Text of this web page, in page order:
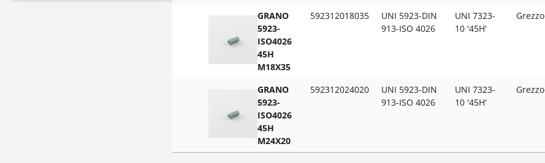
GRANO
5923-
ISO4026
45H
M18X35
592312018035
UNI 5923-DIN
913-ISO 4026
UNI 7323-
10 '45H'
Grezzo
GRANO
5923-
ISO4026
45H
M24X20
592312024020
UNI 5923-DIN
913-ISO 4026
UNI 7323-
10 '45H'
Grezzo